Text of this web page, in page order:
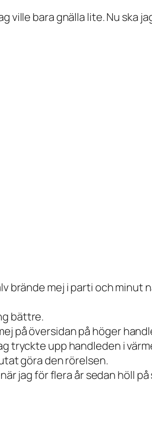
ville bara gnälla lite. Nu ska
brände mej i parti och
bättre.
på översidan på höger
tryckte upp handleden i
göra den rörelsen.
jag för flera år sedan höll